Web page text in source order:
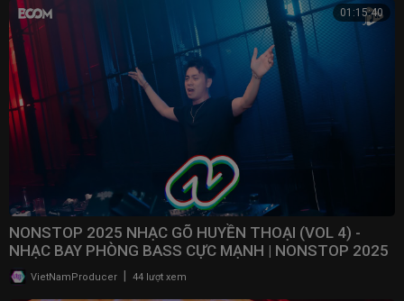
01:15:40
NONSTOP 2025 NHẠC GÕ HUYỀN THOẠI (VOL 4) -
NHẠC BAY PHÒNG BASS CỰC MẠNH | NONSTOP 2025
VINAHOUSE
VietNamProducer 44 lượt xem